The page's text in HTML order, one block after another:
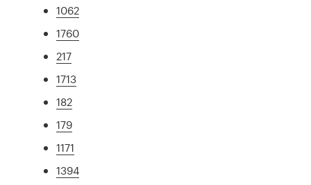
1062
1760
217
1713
182
179
1171
1394